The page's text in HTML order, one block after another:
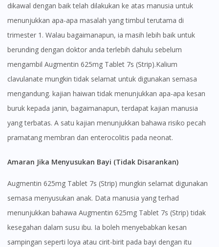
dikawal dengan baik telah dilakukan ke atas manusia untuk
menunjukkan apa-apa masalah yang timbul terutama di
trimester 1. Walau bagaimanapun, ia masih lebih baik untuk
berunding dengan doktor anda terlebih dahulu sebelum
mengambil Augmentin 625mg Tablet 7s (Strip).Kalium
clavulanate mungkin tidak selamat untuk digunakan semasa
mengandung. kajian haiwan tidak menunjukkan apa-apa kesan
buruk kepada janin, bagaimanapun, terdapat kajian manusia
yang terbatas. A satu kajian menunjukkan bahawa risiko pecah
pramatang membran dan enterocolitis pada neonat.
Amaran Jika Menyusukan Bayi (Tidak Disarankan)
Augmentin 625mg Tablet 7s (Strip) mungkin selamat digunakan
semasa menyusukan anak. Data manusia yang terhad
menunjukkan bahawa Augmentin 625mg Tablet 7s (Strip) tidak
kesegahan dalam susu ibu. Ia boleh menyebabkan kesan
sampingan seperti loya atau cirit-birit pada bayi dengan itu